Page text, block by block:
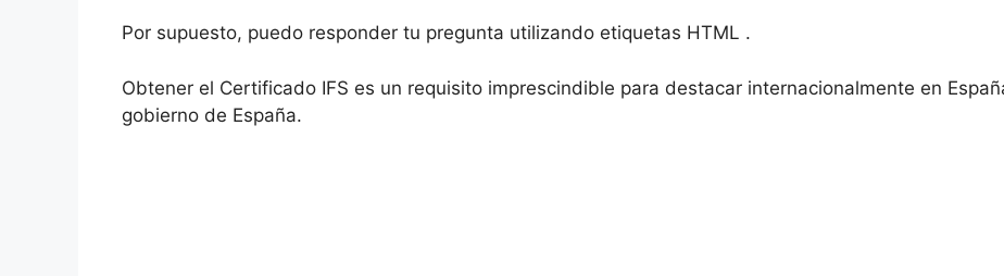
Por supuesto, puedo responder tu pregunta utilizando etiquetas HTML .
Obtener el Certificado IFS es un requisito imprescindible para destacar internacionalmente en
gobierno de España.